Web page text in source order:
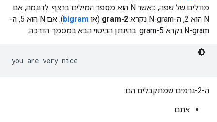
מודלים של שפה, כאשר N הוא מספר המילים ברצף. לדוגמה, אם
N הוא 2, ה-N-gram נקרא
2-gram (או bigram
). אם N הוא 5, ה-
N-gram נקרא 5-gram. בהינתן הביטוי הבא במסמך הדרכה:
ה-2-גרמים שמתקבלים הם:
אתם